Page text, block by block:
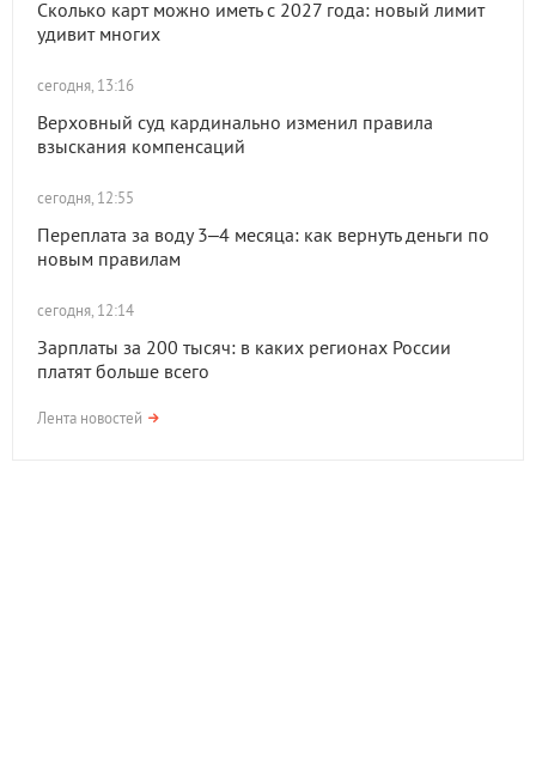
Сколько карт можно иметь с 2027 года: новый лимит
удивит многих
сегодня, 13:16
Верховный суд кардинально изменил правила
взыскания компенсаций
сегодня, 12:55
Переплата за воду 3–4 месяца: как вернуть деньги по
новым правилам
сегодня, 12:14
Зарплаты за 200 тысяч: в каких регионах России
платят больше всего
Лента новостей